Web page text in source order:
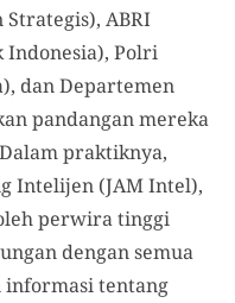
ABRI
Indonesia), Polri
dan Departemen
pandangan mereka
praktiknya,
Intelijen (JAM Intel),
perwira tinggi
dengan semua
informasi tentang